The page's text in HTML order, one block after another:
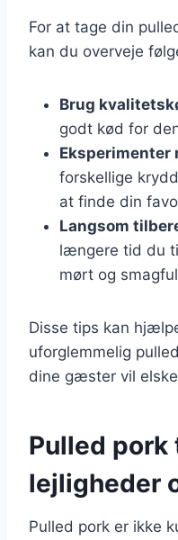
For at tage din
kan du overveje
Brug
godt kød for
Eksperimenter
forskellige
at finde din
Langsom
længere tid du
mørt og
Disse tips kan
uforglemmelig
dine gæster vil
Pulled
lejligheder
Pulled pork er ikke